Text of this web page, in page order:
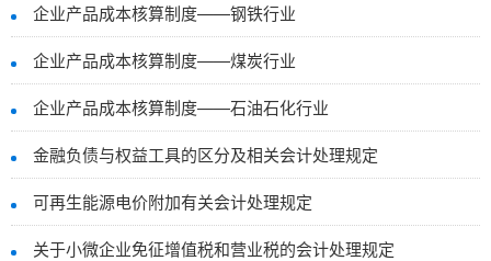
企业产品成本核算制度——钢铁行业
企业产品成本核算制度——煤炭行业
企业产品成本核算制度——石油石化行业
金融负债与权益工具的区分及相关会计处理规定
可再生能源电价附加有关会计处理规定
关于小微企业免征增值税和营业税的会计处理规定